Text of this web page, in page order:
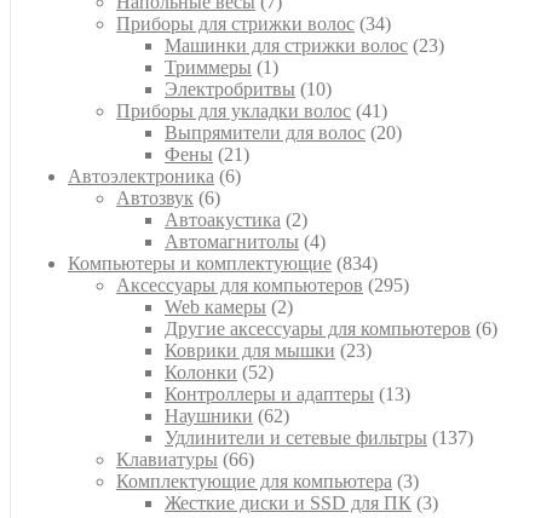
товаров
Приборы для стрижки волос 3434
товара
Машинки для стрижки волос 2323
Триммеры 11
товар
Электробритвы 1010
товаров
Приборы для укладки волос 4141
товар
Выпрямители для волос 2020
Фены 2121
Автоэлектроника 66
Автозвук 66
товаров
Автоакустика 22
товара
Автомагнитолы 44
товара
Компьютеры и комплектующие 834834
товара
Аксессуары для компьютеров 295295
Web камеры 22
товара
Другие аксессуары для компьютеров 66
Коврики для мышки 2323
Колонки 5252
товара
Контроллеры и адаптеры 1313
Наушники 6262
товара
Удлинители и сетевые фильтры 137137
Клавиатуры 6666
товаров
Комплектующие для компьютера 33
товара
Жесткие диски и SSD для ПК 33